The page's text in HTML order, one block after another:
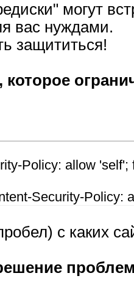
могут
вас нуждами.
защититься!
которое
Policy: allow
Security-Policy:
с каких